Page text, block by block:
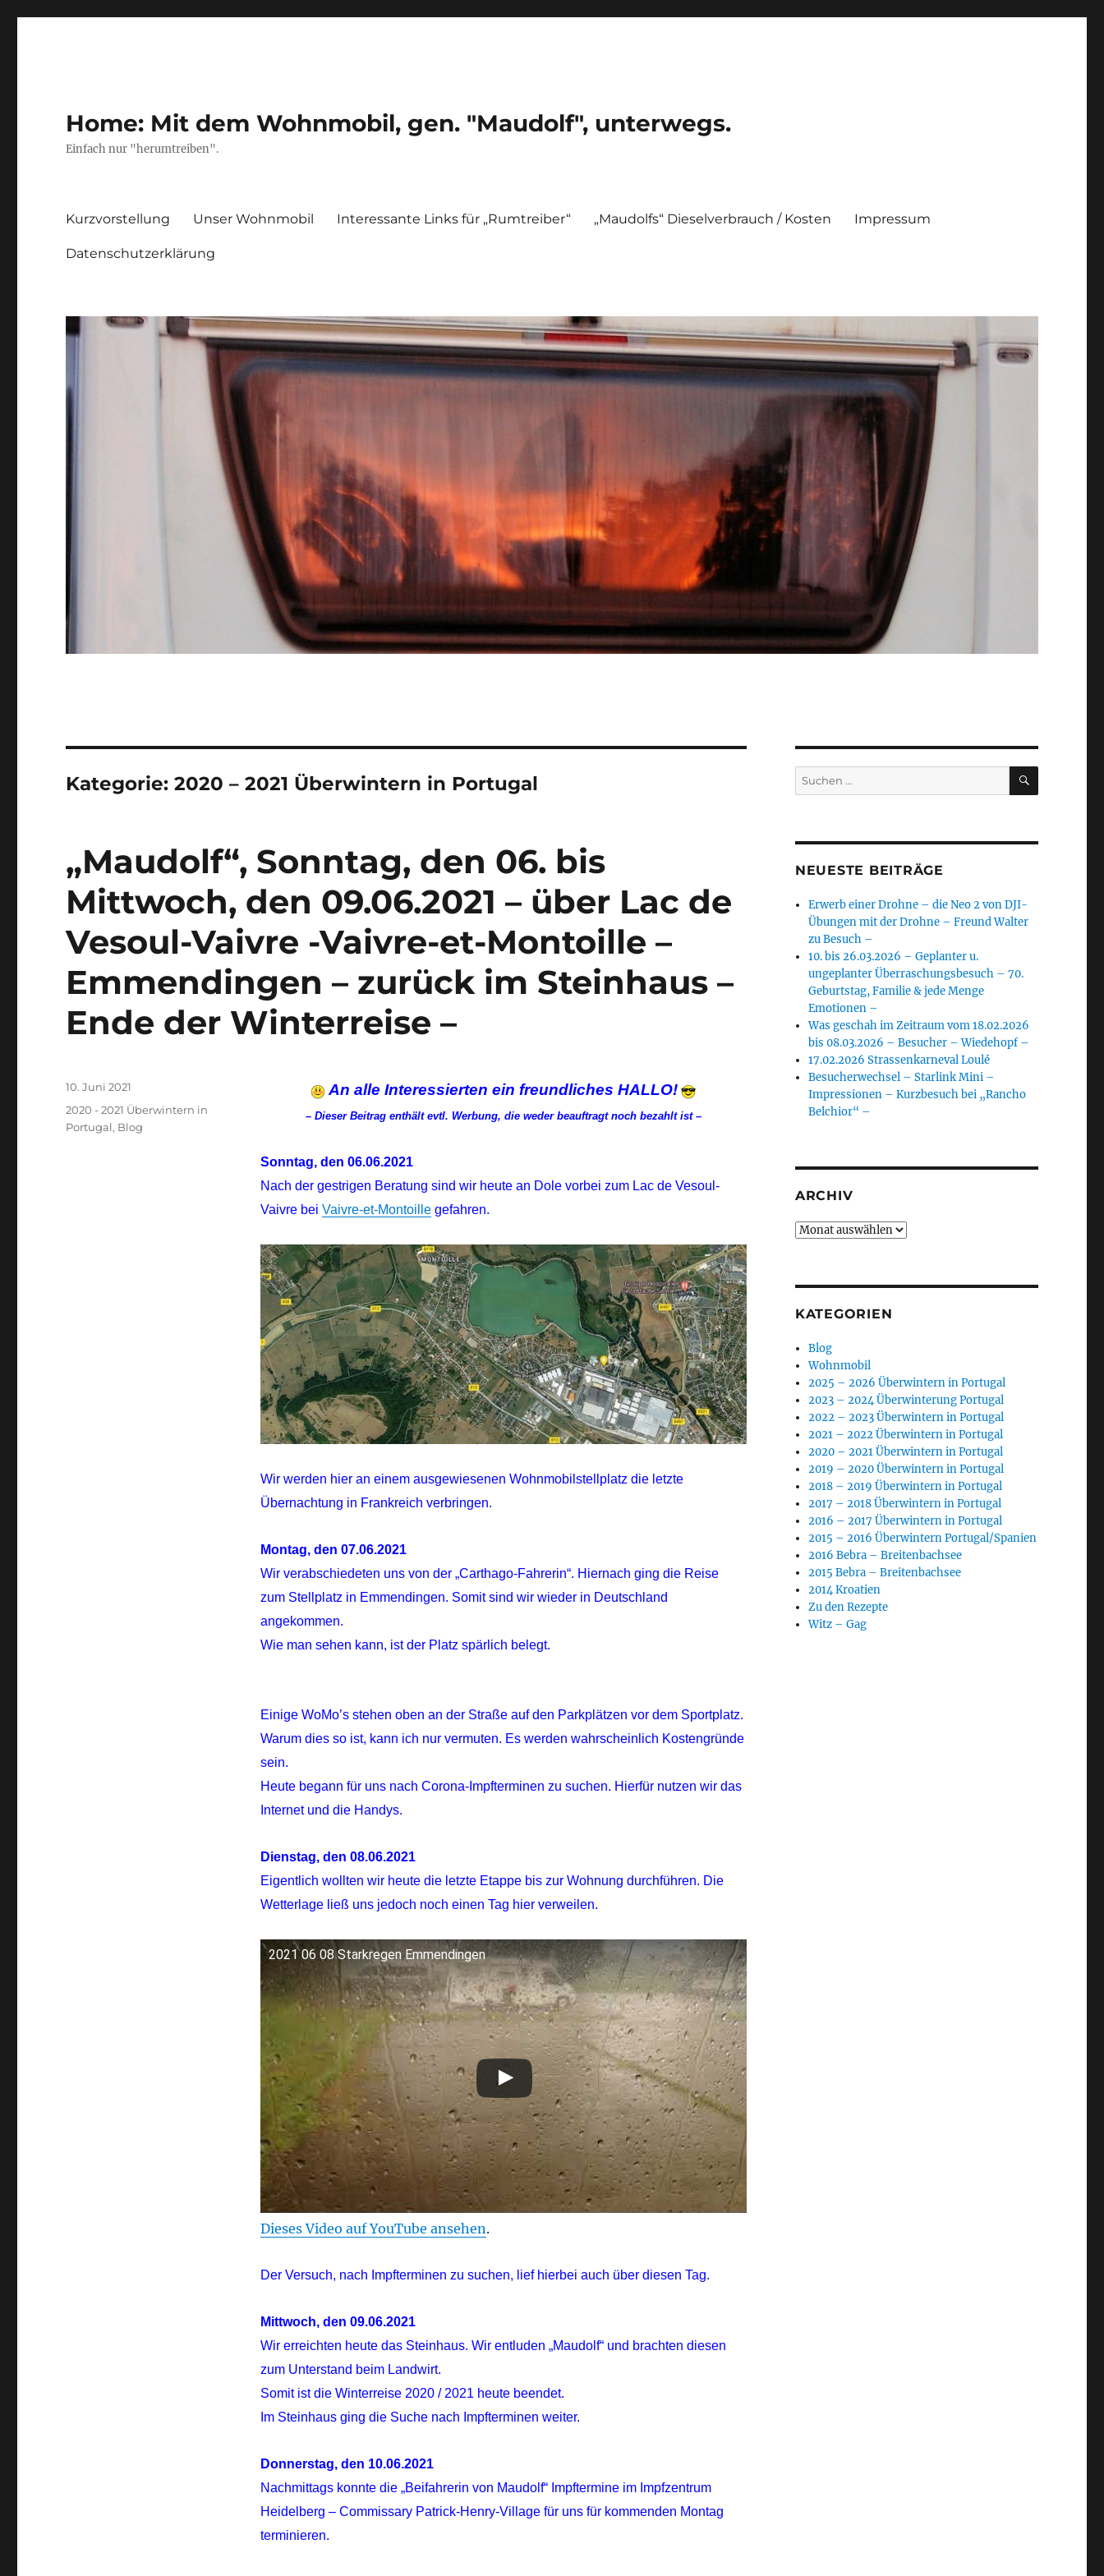
Home: Mit dem Wohnmobil, gen. "Maudolf", unterwegs.
Einfach nur "herumtreiben".
Kurzvorstellung Unser Wohnmobil Interessante Links für „Rumtreiber“ „Maudolfs“ Dieselverbrauch / Kosten Impressum
Datenschutzerklärung
Kategorie:2020 – 2021 Überwintern in Portugal
„Maudolf“, Sonntag, den 06. bis
Mittwoch, den 09.06.2021 – über Lac de
Vesoul-Vaivre -Vaivre-et-Montoille –
Emmendingen – zurück im Steinhaus –
Ende der Winterreise –
An alle Interessierten ein freundliches HALLO!
– Dieser Beitrag enthält evtl. Werbung, die weder beauftragt noch bezahlt ist –
Sonntag, den 06.06.2021
Nach der gestrigen Beratung sind wir heute an Dole vorbei zum Lac de Vesoul-
Vaivre bei Vaivre-et-Montoillegefahren.
Wir werden hier an einem ausgewiesenen Wohnmobilstellplatz die letzte
Übernachtung in Frankreich verbringen.
Montag, den 07.06.2021
Wir verabschiedeten uns von der „Carthago-Fahrerin“. Hiernach ging die Reise
zum Stellplatz in Emmendingen. Somit sind wir wieder in Deutschland
angekommen.
Wie man sehen kann, ist der Platz spärlich belegt.
Einige WoMo’s stehen oben an der Straße auf den Parkplätzen vor dem Sportplatz.
Warum dies so ist, kann ich nur vermuten. Es werden wahrscheinlich Kostengründe
sein.
Heute begann für uns nach Corona-Impfterminen zu suchen. Hierfür nutzen wir das
Internet und die Handys.
Dienstag, den 08.06.2021
Eigentlich wollten wir heute die letzte Etappe bis zur Wohnung durchführen. Die
Wetterlage ließ uns jedoch noch einen Tag hier verweilen.
2021 06 08 Starkregen Emmendingen
Dieses Video auf YouTube ansehen.
Der Versuch, nach Impfterminen zu suchen, lief hierbei auch über diesen Tag.
Mittwoch, den 09.06.2021
Wir erreichten heute das Steinhaus. Wir entluden „Maudolf“ und brachten diesen
zum Unterstand beim Landwirt.
Somit ist die Winterreise 2020 / 2021 heute beendet.
Im Steinhaus ging die Suche nach Impfterminen weiter.
Donnerstag, den 10.06.2021
Nachmittags konnte die „Beifahrerin von Maudolf“ Impftermine im Impfzentrum
Heidelberg – Commissary Patrick-Henry-Village für uns für kommenden Montag
terminieren.
Veröffentlicht
am
10. Juni 2021
Kategorien
2020 - 2021 Überwintern in
Portugal, Blog
Suchen
nach:
SUCHEN
NEUESTE BEITRÄGE
Erwerb einer Drohne – die Neo 2 von DJI-
Übungen mit der Drohne – Freund Walter
zu Besuch –
10. bis 26.03.2026 – Geplanter u.
ungeplanter Überraschungsbesuch – 70.
Geburtstag, Familie & jede Menge
Emotionen –
Was geschah im Zeitraum vom 18.02.2026
bis 08.03.2026 – Besucher – Wiedehopf –
17.02.2026 Strassenkarneval Loulé
Besucherwechsel – Starlink Mini –
Impressionen – Kurzbesuch bei „Rancho
Belchior“ –
ARCHIV
Archiv
KATEGORIEN
Blog
Wohnmobil
2025 – 2026 Überwintern in Portugal
2023 – 2024 Überwinterung Portugal
2022 – 2023 Überwintern in Portugal
2021 – 2022 Überwintern in Portugal
2020 – 2021 Überwintern in Portugal
2019 – 2020 Überwintern in Portugal
2018 – 2019 Überwintern in Portugal
2017 – 2018 Überwintern in Portugal
2016 – 2017 Überwintern in Portugal
2015 – 2016 Überwintern Portugal/Spanien
2016 Bebra – Breitenbachsee
2015 Bebra – Breitenbachsee
2014 Kroatien
Zu den Rezepte
Witz – Gag